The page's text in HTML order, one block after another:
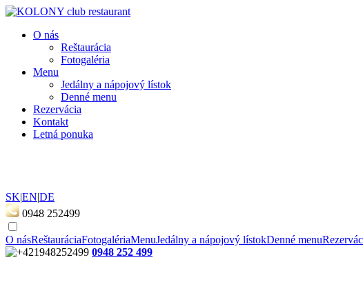
O nás
Reštaurácia
Fotogaléria
Menu
Jedálny a nápojový lístok
Denné menu
Rezervácia
Kontakt
Letná ponuka
SK|EN|DE
0948 252499
O násReštauráciaFotogalériaMenuJedálny a nápojový lístokDenné menu
0948 252 499